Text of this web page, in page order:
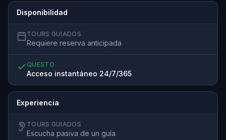
Disponibilidad
TOURS GUIADOS
Requiere reserva anticipada
QUESTO
Acceso instantáneo 24/7/365
Experiencia
TOURS GUIADOS
Escucha pasiva de un guía